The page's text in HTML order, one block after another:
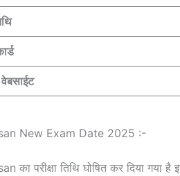
New Exam Date 2025 :-
का परीक्षा तिथि घोषित कर दिया गया